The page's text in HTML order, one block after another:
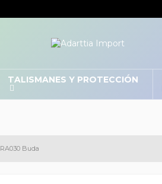
TALISMANES Y PROTECCIÓN
RA030 Buda